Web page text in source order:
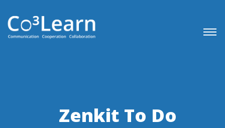
Zenkit To Do